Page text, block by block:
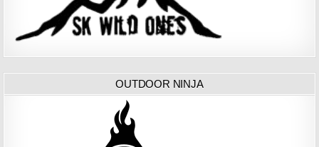
OUTDOOR NINJA